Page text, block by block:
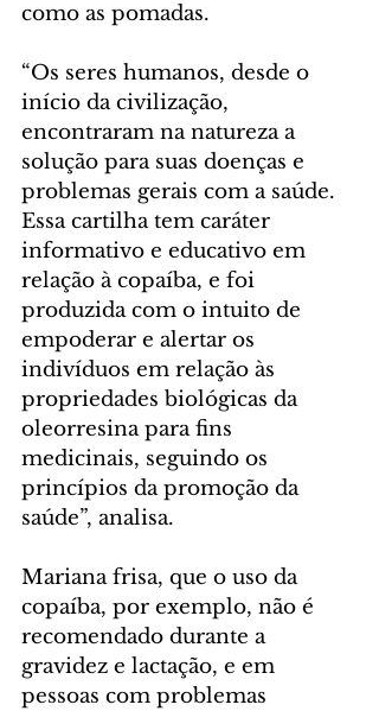
como as pomadas.
“Os seres humanos, desde o
início da civilização,
encontraram na natureza a
solução para suas doenças e
problemas gerais com a saúde.
Essa cartilha tem caráter
informativo e educativo em
relação à copaíba, e foi
produzida com o intuito de
empoderar e alertar os
indivíduos em relação às
propriedades biológicas da
oleorresina para fins
medicinais, seguindo os
princípios da promoção da
saúde”, analisa.
Mariana frisa, que o uso da
copaíba, por exemplo, não é
recomendado durante a
gravidez e lactação, e em
pessoas com problemas